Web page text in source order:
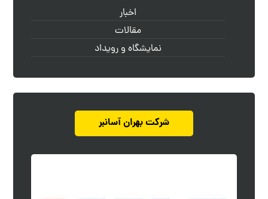
اخبار
مقالات
نمایشگاه و رویداد
شرکت بهران آسانبر